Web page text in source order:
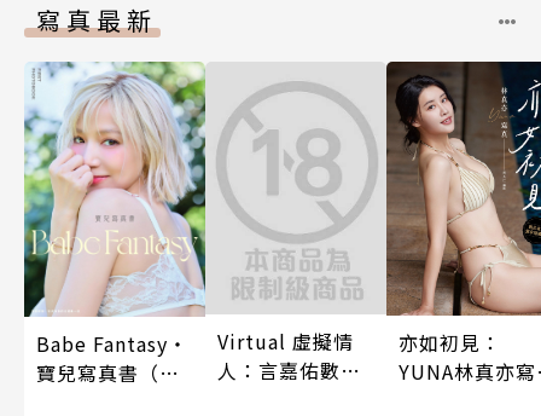
寫真最新
Babe Fantasy‧
寶兒寫真書（加
Virtual 虛擬情
人：言嘉佑數位
亦如初見：
YUNA林真亦寫